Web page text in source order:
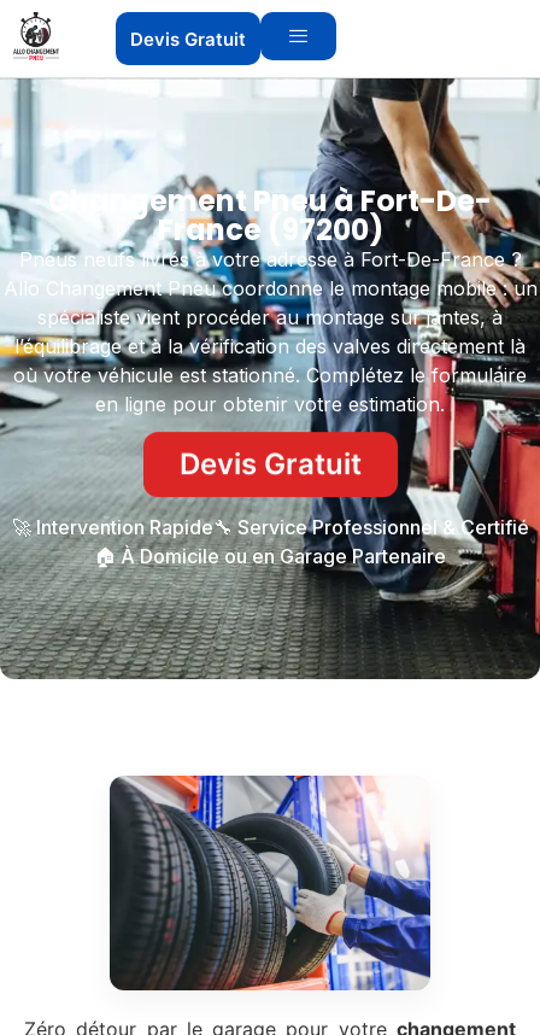
Devis Gratuit
Changement Pneu à Fort-De-
France (97200)
Pneus neufs livrés à votre adresse à Fort-De-France ?
Allo Changement Pneu coordonne le montage mobile : un
spécialiste vient procéder au montage sur jantes, à
l’équilibrage et à la vérification des valves directement là
où votre véhicule est stationné. Complétez le formulaire
en ligne pour obtenir votre estimation.
Devis Gratuit
🚀 Intervention Rapide🔧 Service Professionnel & Certifié
🏠 À Domicile ou en Garage Partenaire
Zéro détour par le garage pour votre changement